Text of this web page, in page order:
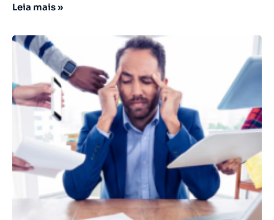
Leia mais »